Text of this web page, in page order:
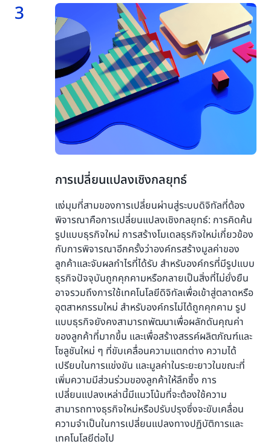
3
3.
การเปลี่ยนแปลงเชิงกลยุทธ์
แง่มุมที่สามของการเปลี่ยนผ่านสู่ระบบดิจิทัลที่ต้อง
พิจารณาคือการเปลี่ยนแปลงเชิงกลยุทธ์: การคิดค้น
รูปแบบธุรกิจใหม่ การสร้างโมเดลธุรกิจใหม่เกี่ยวข้อง
กับการพิจารณาอีกครั้งว่าองค์กรสร้างมูลค่าของ
ลูกค้าและจับผลกำไรที่ได้รับ สำหรับองค์กรที่มีรูปแบบ
ธุรกิจปัจจุบันถูกคุกคามหรือกลายเป็นสิ่งที่ไม่ยั่งยืน
อาจรวมถึงการใช้เทคโนโลยีดิจิทัลเพื่อเข้าสู่ตลาดหรือ
อุตสาหกรรมใหม่ สำหรับองค์กรไม่ได้ถูกคุกคาม รูป
แบบธุรกิจยังคงสามารถพัฒนาเพื่อผลักดันคุณค่า
ของลูกค้าที่มากขึ้น และเพื่อสร้างสรรค์ผลิตภัณฑ์และ
โซลูชันใหม่ ๆ ที่ขับเคลื่อนความแตกต่าง ความได้
เปรียบในการแข่งขัน และมูลค่าในระยะยาวในขณะที่
เพิ่มความมีส่วนร่วมของลูกค้าให้ลึกซึ้ง การ
เปลี่ยนแปลงเหล่านี้มีแนวโน้มที่จะต้องใช้ความ
สามารถทางธุรกิจใหม่หรือปรับปรุงซึ่งจะขับเคลื่อน
ความจำเป็นในการเปลี่ยนแปลงทางปฏิบัติการและ
เทคโนโลยีต่อไป